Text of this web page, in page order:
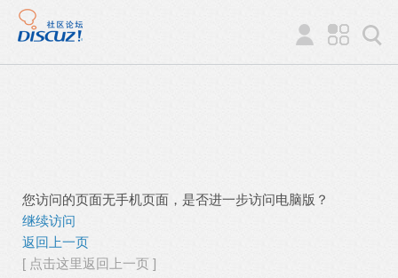
您访问的页面无手机页面，是否进一步访问电脑版？
继续访问
返回上一页
[ 点击这里返回上一页 ]